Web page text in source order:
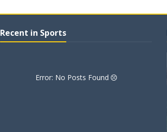
Recent in Sports
Error: No Posts Found